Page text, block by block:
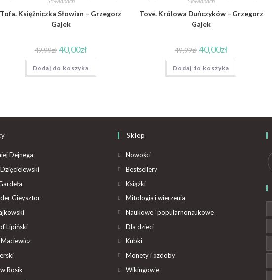
Tofa. Księżniczka Słowian – Grzegorz
Gajek
49,99zł40,00zł
Dodaj do koszyka
Tove. Królowa Duńczyków – Grzegorz
Gajek
49,99zł40,00zł
Dodaj do koszyka
Dejnega
Gieysztor
Lipiński
Rosik
Sklep
Nowości
Bestsellery
Książki
Mitologia i wierzenia
Naukowe i popularnonaukowe
Dla dzieci
Kubki
Monety i ozdoby
Wikingowie